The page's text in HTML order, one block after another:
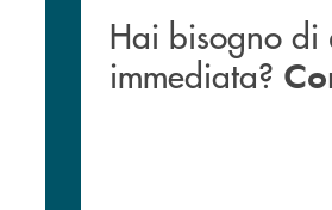
Hai bisogno di
immediata?